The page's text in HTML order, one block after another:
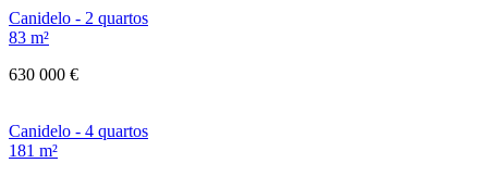
Canidelo - 2 quartos
83 m²
630 000 €
Canidelo - 4 quartos
181 m²